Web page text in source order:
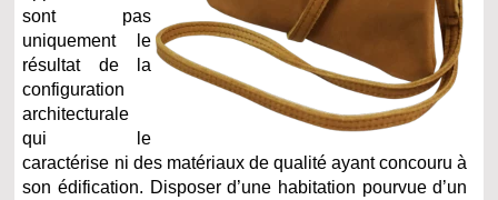
sont pas
uniquement le
résultat de la
configuration
architecturale
qui le
caractérise ni des matériaux de qualité ayant concouru à
son édification. Disposer d’une habitation pourvue d’un